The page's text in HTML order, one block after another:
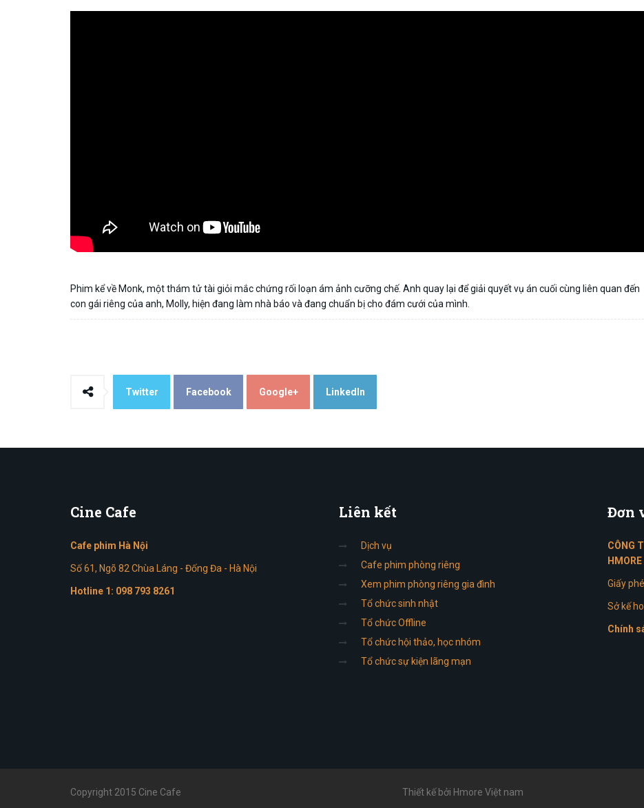
Phim kể về Monk, một thám tử tài giỏi mắc chứng rối loạn ám ảnh cưỡng chế. Anh quay lại để giải quyết vụ án cuối cùng liên quan đến
con gái riêng của anh, Molly, hiện đang làm nhà báo và đang chuẩn bị cho đám cưới của mình.
Twitter Facebook Google+ LinkedIn
Cine Cafe
Cafe phim Hà Nội
Số 61, Ngõ 82 Chùa Láng - Đống Đa - Hà Nội
Hotline 1: 098 793 8261
Liên kết
Dịch vụ
Cafe phim phòng riêng
Xem phim phòng riêng gia đình
Tổ chức sinh nhật
Tổ chức Offline
Tổ chức hội thảo, học nhóm
Tổ chức sự kiện lãng mạn
Đơn
CÔNG
Giấy
Sở kế
Chính
Copyright 2015 Cine Cafe Thiết kế bởi Hmore Việt nam